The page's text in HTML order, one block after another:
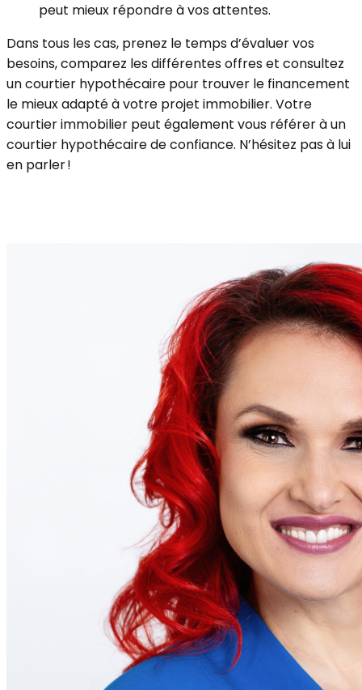
peut mieux répondre à vos attentes.
Dans tous les cas, prenez le temps d’évaluer vos
besoins, comparez les différentes offres et consultez
un courtier hypothécaire pour trouver le financement
le mieux adapté à votre projet immobilier. Votre
courtier immobilier peut également vous référer à un
courtier hypothécaire de confiance. N’hésitez pas à lui
en parler !